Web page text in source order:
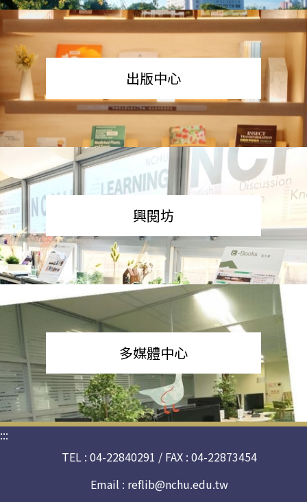
出版中心
興閱坊
多媒體中心
:::
TEL : 04-22840291 / FAX : 04-22873454
Email : reflib@nchu.edu.tw